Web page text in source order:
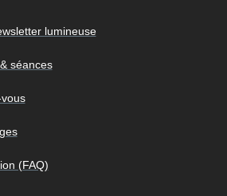
lumineuse
séances
(FAQ)